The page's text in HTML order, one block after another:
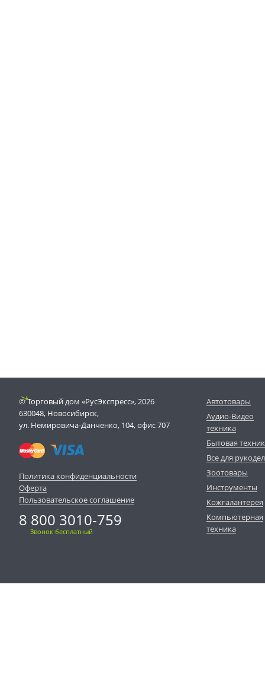
© Торговый дом «РусЭкспресс», 2026
630048, Новосибирск,
ул. Немировича-Данченко, 104, офис 707
Политика конфиденциальности
Оферта
Пользовательское соглашение
8 800 3010-759
Звонок бесплатный
Автотовары
Аудио-Видео
техника
Бытовая
Все для
Зоотовары
Инструменты
Кожгалантерея
Компьютерная
техника